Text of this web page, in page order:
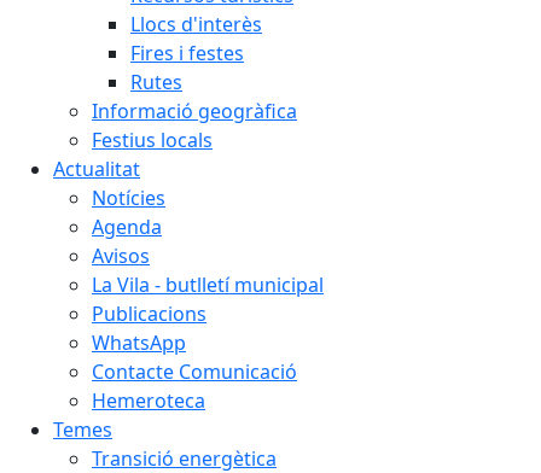
Llocs d'interès
Fires i festes
Rutes
Informació geogràfica
Festius locals
Actualitat
Notícies
Agenda
Avisos
La Vila - butlletí municipal
Publicacions
WhatsApp
Contacte Comunicació
Hemeroteca
Temes
Transició energètica